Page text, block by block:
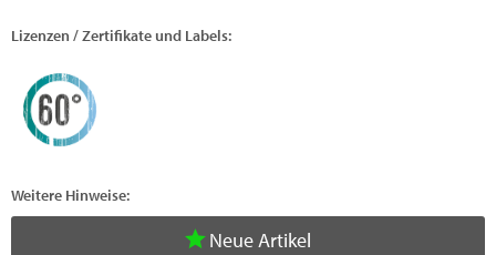
Lizenzen / Zertifikate und Labels:
Weitere Hinweise:
Neue Artikel